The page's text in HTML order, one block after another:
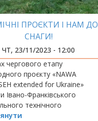
ПРОЄКТИ І НАМ ДО
СНАГИ!
ЧТ, 23/11/2023 - 12:00
чергового етапу
проєкту «NAWA
extended for Ukraine»
Івано-Франківського
технічного
нафти і газу Анастасія